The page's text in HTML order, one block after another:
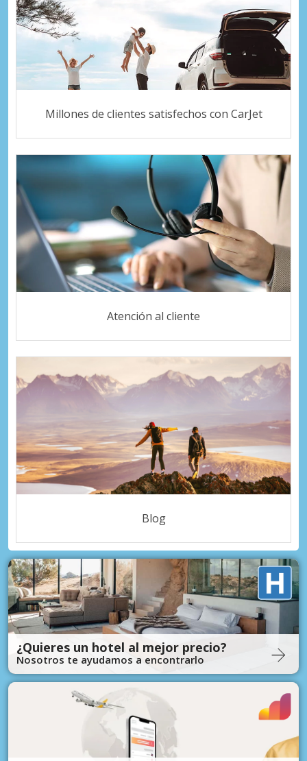
Millones de clientes satisfechos con CarJet
Atención al cliente
Blog
¿Quieres un hotel al mejor precio?
Nosotros te ayudamos a encontrarlo